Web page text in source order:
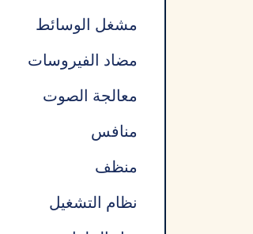
مشغل الوسائط
مضاد الفيروسات
معالجة الصوت
منافس
منظف
نظام التشغيل